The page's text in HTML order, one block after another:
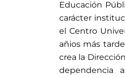
Educación
carácter
el Centro
añios más
crea la
dependencia